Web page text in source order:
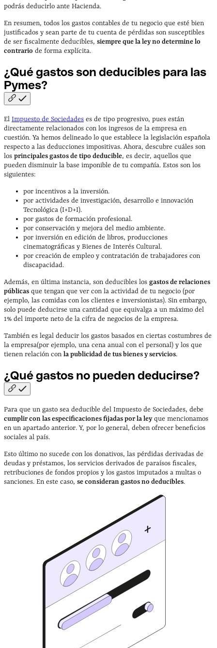
podrás deducirlo ante Hacienda.
En resumen, todos los gastos contables de tu negocio que esté bien
justificados y sean parte de tu cuenta de pérdidas son susceptibles
de ser fiscalmente deducibles, siempre que la ley no determine lo
contrario de forma explícita.
¿Qué gastos son deducibles para las
Pymes?
El Impuesto de Sociedades es de tipo progresivo, pues están
directamente relacionados con los ingresos de la empresa en
cuestión. Ya hemos delineado lo que establece la legislación española
respecto a las deducciones impositivas. Ahora, descubre cuáles son
los principales gastos de tipo deducible, es decir, aquellos que
pueden disminuir la base imponible de tu compañía. Estos son los
siguientes:
por incentivos a la inversión.
por actividades de investigación, desarrollo e innovación
Tecnológica (I+D+I).
por gastos de formación profesional.
por conservación y mejora del medio ambiente.
por inversión en edición de libros, producciones
cinematográficas y Bienes de Interés Cultural.
por creación de empleo y contratación de trabajadores con
discapacidad.
Además, en última instancia, son deducibles los gastos de relaciones
públicas que tengan que ver con la actividad de tu negocio (por
ejemplo, las comidas con los clientes e inversionistas). Sin embargo,
solo puede deducirse una cantidad que equivalga a un máximo del
1% del importe neto de la cifra de negocios de la empresa.
También es legal deducir los gastos basados en ciertas costumbres de
la empresa(por ejemplo, una cena anual con el personal) y los que
tienen relación con la publicidad de tus bienes y servicios.
¿Qué gastos no pueden deducirse?
Para que un gasto sea deducible del Impuesto de Sociedades, debe
cumplir con las especificaciones fijadas por la leyque mencionamos
en un apartado anterior. Y, por lo general, deben ofrecer beneficios
sociales al país.
Esto último no sucede con los donativos, las pérdidas derivadas de
deudas y préstamos, los servicios derivados de paraísos fiscales,
retribuciones de fondos propios y los gastos imputados a multas o
sanciones. En este caso, se consideran gastos no deducibles.